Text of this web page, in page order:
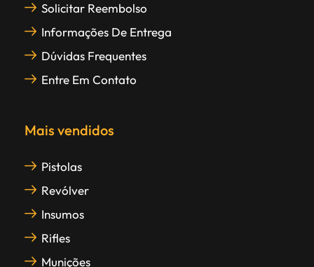
Solicitar Reembolso
Informações De Entrega
Dúvidas Frequentes
Entre Em Contato
Mais vendidos
Pistolas
Revólver
Insumos
Rifles
Munições